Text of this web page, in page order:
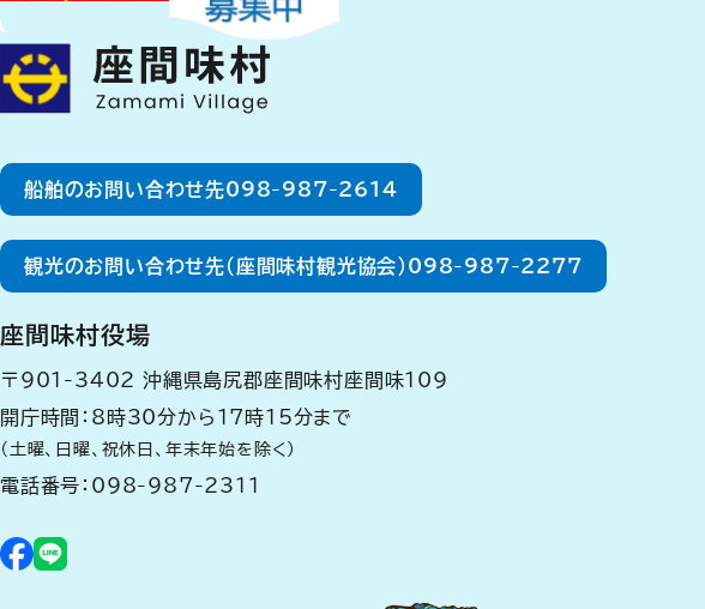
船舶のお問い合わせ先098-987-2614
観光のお問い合わせ先（座間味村観光協会） 098-987-2277
座間味村役場
〒901-3402 沖縄県島尻郡座間味村座間味109
開庁時間：8時30分から17時15分まで
（土曜、日曜、祝休日、年末年始を除く）
電話番号： 098-987-2311